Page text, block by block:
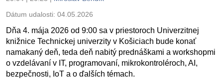
Dátum udalosti: 04.05.2026
Dňa 4. mája 2026 od 9:00 sa v priestoroch Univerzitnej
knižnice Technickej univerzity v Košiciach bude konať
namakaný deň, teda deň nabitý prednáškami a workshopmi
o vzdelávaní v IT, programovaní, mikrokontroléroch, AI,
bezpečnosti, IoT a o ďalších témach.